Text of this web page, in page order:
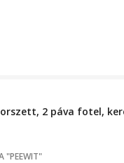
2 páva fotel,
"PEEWIT"